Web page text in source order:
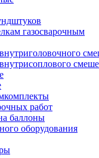
газосварочным
работ
баллоны
оборудования